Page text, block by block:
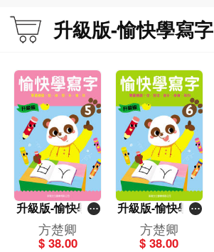
升級版-愉快學寫字
升級版-愉快學寫
字(5)
方楚卿
$ 38.00
升級版-愉快學寫
字(6)
方楚卿
$ 38.00